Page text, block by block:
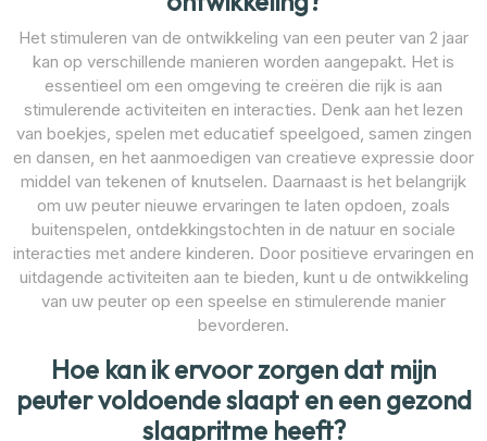
Het stimuleren van de ontwikkeling van een peuter van 2 jaar
kan op verschillende manieren worden aangepakt. Het is
essentieel om een omgeving te creëren die rijk is aan
stimulerende activiteiten en interacties. Denk aan het lezen
van boekjes, spelen met educatief speelgoed, samen zingen
en dansen, en het aanmoedigen van creatieve expressie door
middel van tekenen of knutselen. Daarnaast is het belangrijk
om uw peuter nieuwe ervaringen te laten opdoen, zoals
buitenspelen, ontdekkingstochten in de natuur en sociale
interacties met andere kinderen. Door positieve ervaringen en
uitdagende activiteiten aan te bieden, kunt u de ontwikkeling
van uw peuter op een speelse en stimulerende manier
bevorderen.
Hoe kan ik ervoor zorgen dat mijn
peuter voldoende slaapt en een gezond
slaapritme heeft?